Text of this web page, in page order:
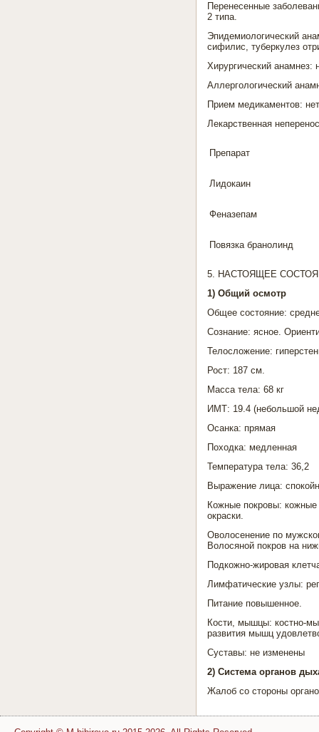
Перенесенные
2 типа.
Эпидемиологический
сифилис, туберкулез
Хирургический анамнез:
Аллергологический
Прием медикаментов: нет
Лекарственная
Препарат
Лидокаин
Феназепам
Повязка бранолинд
5. НАСТОЯЩЕЕ
1) Общий осмотр
Общее состояние:
Сознание: ясное.
Телосложение:
Рост: 187 см.
Масса тела: 68 кг
ИМТ: 19.4 (небольшой
Осанка: прямая
Походка: медленная
Температура тела: 36,2
Выражение лица:
Кожные покровы: кожные
окраски.
Оволосенение по
Волосяной покров на
Подкожно-жировая
Лимфатические узлы:
Питание повышенное.
Кости, мышцы: костно-
развития мышц
Суставы: не изменены
2) Система органов
Жалоб со стороны